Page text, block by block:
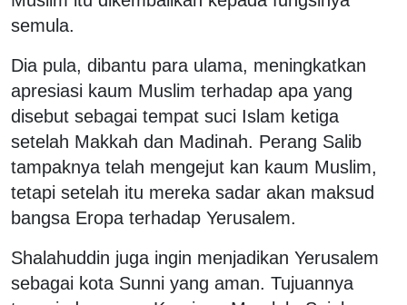
semula.
Dia pula, dibantu para ulama, meningkatkan
apresiasi kaum Muslim terhadap apa yang
disebut sebagai tempat suci Islam ketiga
setelah Makkah dan Madinah. Perang Salib
tampaknya telah mengejut kan kaum Muslim,
tetapi setelah itu mereka sadar akan maksud
bangsa Eropa terhadap Yerusalem.
Shalahuddin juga ingin menjadikan Yerusalem
sebagai kota Sunni yang aman. Tujuannya